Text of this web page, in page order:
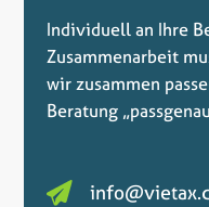
Individuell an Ihre
Zusammenarbeit
wir zusammen
Beratung